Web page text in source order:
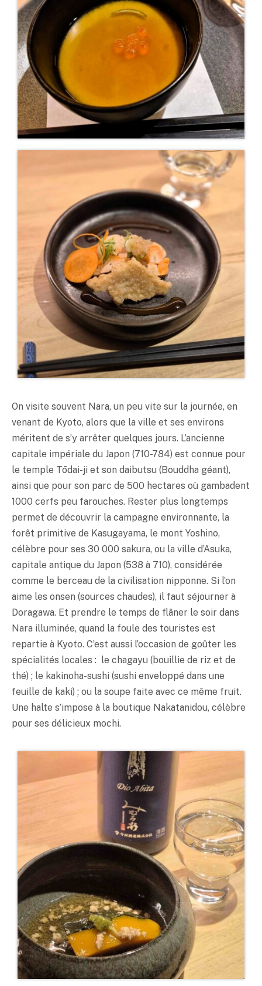
On visite souvent Nara, un peu vite sur la journée, en
venant de Kyoto, alors que la ville et ses environs
méritent de s’y arrêter quelques jours. L’ancienne
capitale impériale du Japon (710-784) est connue pour
le temple Tōdai-ji et son daibutsu (Bouddha géant),
ainsi que pour son parc de 500 hectares où gambadent
1000 cerfs peu farouches. Rester plus longtemps
permet de découvrir la campagne environnante, la
forêt primitive de Kasugayama, le mont Yoshino,
célèbre pour ses 30 000 sakura, ou la ville d’Asuka,
capitale antique du Japon (538 à 710), considérée
comme le berceau de la civilisation nipponne. Si l’on
aime les onsen (sources chaudes), il faut séjourner à
Doragawa. Et prendre le temps de flâner le soir dans
Nara illuminée, quand la foule des touristes est
repartie à Kyoto. C’est aussi l’occasion de goûter les
spécialités locales : le chagayu (bouillie de riz et de
thé) ; le kakinoha-sushi (sushi enveloppé dans une
feuille de kaki) ; ou la soupe faite avec ce même fruit.
Une halte s’impose à la boutique Nakatanidou, célèbre
pour ses délicieux mochi.